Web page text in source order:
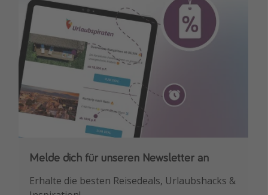
Last Minute Urlaub Mallorca
Last Minute Urlaub Deutschland
Melde dich für unseren Newsletter an
Erhalte die besten Reisedeals, Urlaubshacks &
Downloade unsere App
Buche die besten Reiseschnäppchen als